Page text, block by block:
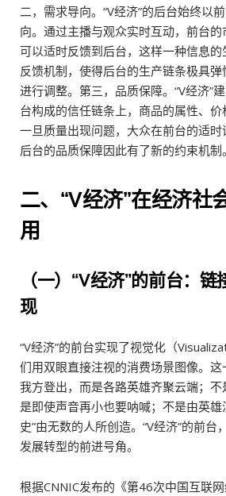
二，需求导向。“V经济”的后台始终以
向。通过主播与观众实时互动，前台
可以适时反馈到后台，这样一种信息
反馈机制，使得后台的生产链条极具
进行调整。第三，品质保障。“V经济”
台构成的信任链条上，商品的属性、价
一旦质量出现问题，大众在前台的适时
后台的品质保障因此有了新的约束机制。
二、“V经济”在经济社
用
（一）“V经济”的前台：
现
“V经济”的前台实现了视觉化（
们用双眼直接注视的消费场景图像。
我方登出，而是各路英雄齐聚云端；
是即使声音再小也要呐喊；不是由英雄
史”由无数的人所创造。“V经济”的前台
发展转型的前进号角。
根据CNNIC发布的《第46次中国互联